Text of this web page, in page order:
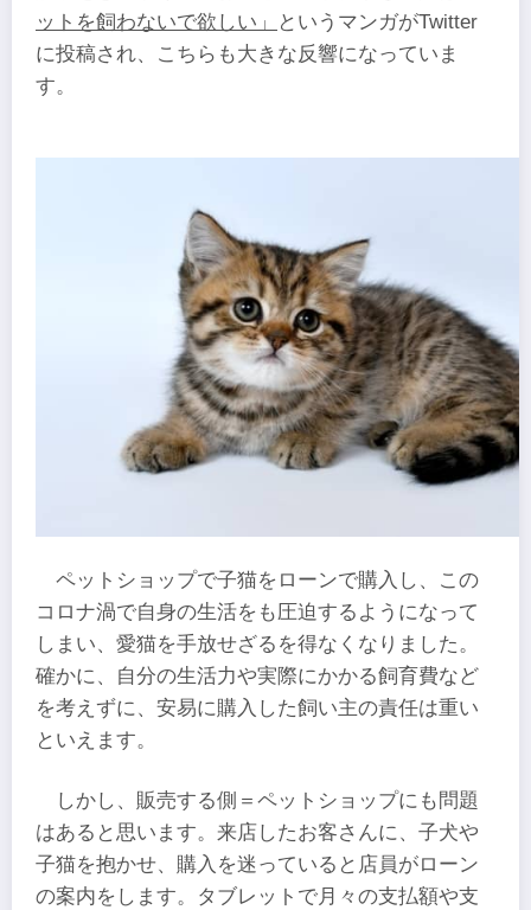
ットを飼わないで欲しい」
というマンガがTwitter
に投稿され、こちらも大きな反響になっていま
す。
ペットショップで子猫をローンで購入し、この
コロナ渦で自身の生活をも圧迫するようになって
しまい、愛猫を手放せざるを得なくなりました。
確かに、自分の生活力や実際にかかる飼育費など
を考えずに、安易に購入した飼い主の責任は重い
といえます。
しかし、販売する側＝ペットショップにも問題
はあると思います。来店したお客さんに、子犬や
子猫を抱かせ、購入を迷っていると店員がローン
の案内をします。タブレットで月々の支払額や支